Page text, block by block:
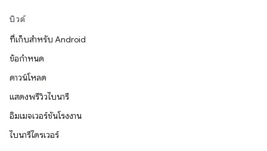
บิวด์
ที่เก็บสำหรับ Android
ข้อกำหนด
ดาวน์โหลด
แสดงพรีวิวไบนารี
อิมเมจเวอร์ชันโรงงาน
ไบนารีไดรเวอร์